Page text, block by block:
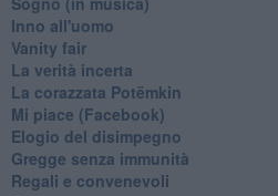
Inno all'uomo
Vanity fair
La verità incerta
La corazzata Potëmkin
Mi piace (Facebook)
Elogio del disimpegno
Gregge senza immunità
Regali e convenevoli